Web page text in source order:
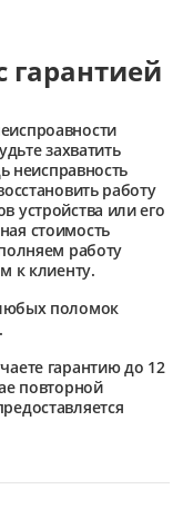
гарантией
захватить
неисправность
работу
устройства или его
стоимость
работу
к клиенту.
поломок
гарантию до 12
повторной